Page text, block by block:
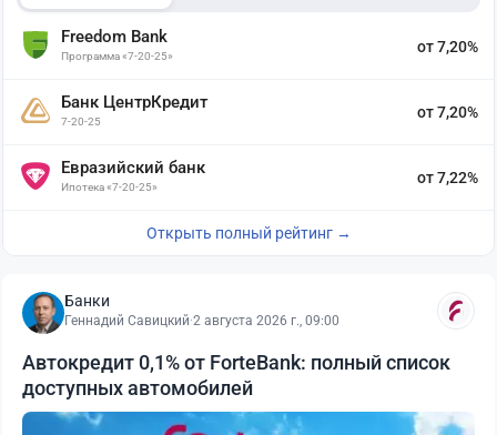
Freedom Bank
Программа «7-20-25»
от 7,20%
Банк ЦентрКредит
7-20-25
от 7,20%
Евразийский банк
Ипотека «7-20-25»
от 7,22%
Открыть полный рейтинг →
Банки
Геннадий Савицкий·2 августа 2026 г., 09:00
Автокредит 0,1% от ForteBank: полный список
доступных автомобилей